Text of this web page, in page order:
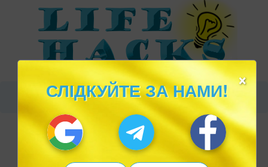
×
СЛІДКУЙТЕ ЗА НАМИ!